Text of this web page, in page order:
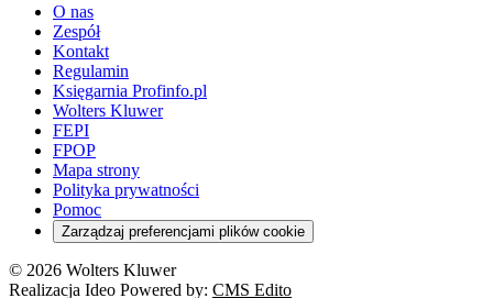
O nas
Zespół
Kontakt
Regulamin
Księgarnia Profinfo.pl
Wolters Kluwer
FEPI
FPOP
Mapa strony
Polityka prywatności
Pomoc
Zarządzaj preferencjami plików cookie
© 2026 Wolters Kluwer
Realizacja Ideo Powered by: CMS Edito